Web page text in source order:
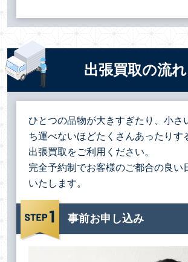
出張買取の流れ
ひとつの品物が大きすぎたり、小さ
ち運べないほどたくさんあったりす
出張買取をご利用ください。
完全予約制でお客様のご都合の良い
いたします。
事前お申し込み